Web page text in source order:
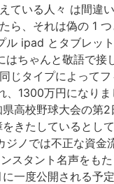
ている人々 は間違
ら、それは偽の 1
ル ipad とタブレッ
ちゃんと敬語で接
じタイプによって
1300万円になりま
高校野球大会の第
きたしているとし
ノでは不正な資金
スタント名声をも
一度公開される予